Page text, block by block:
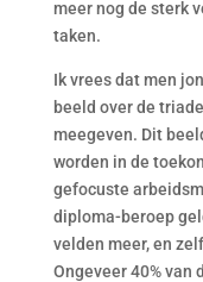
meer nog de sterk
taken.
Ik vrees dat men
beeld over de
meegeven. Dit
worden in de
gefocuste
diploma-beroep
velden meer, en
Ongeveer 40% van